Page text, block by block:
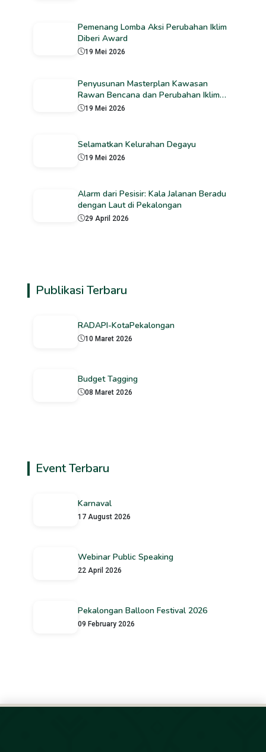
Pemenang Lomba Aksi Perubahan Iklim
Diberi Award
19 Mei 2026
Penyusunan Masterplan Kawasan
Rawan Bencana dan Perubahan Iklim
sudah sampai Tahap Finalisasi
19 Mei 2026
Selamatkan Kelurahan Degayu
19 Mei 2026
Alarm dari Pesisir: Kala Jalanan Beradu
dengan Laut di Pekalongan
29 April 2026
Publikasi Terbaru
RADAPI-KotaPekalongan
10 Maret 2026
Budget Tagging
08 Maret 2026
Event Terbaru
Karnaval
17 August 2026
Webinar Public Speaking
22 April 2026
Pekalongan Balloon Festival 2026
09 February 2026